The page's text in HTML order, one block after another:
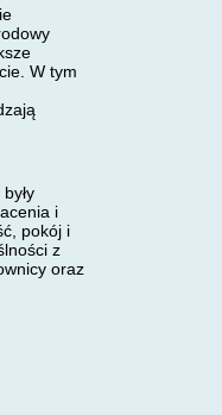
W tym
i
pokój i
z
oraz